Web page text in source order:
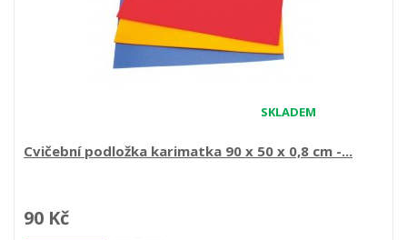
SKLADEM
Cvičební podložka karimatka 90 x 50 x 0,8 cm -...
90 Kč